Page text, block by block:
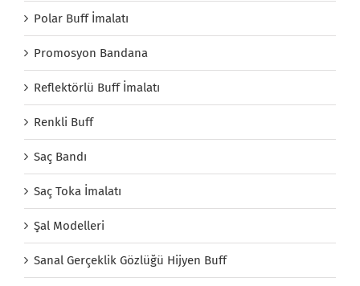
Polar Buff İmalatı
Promosyon Bandana
Reflektörlü Buff İmalatı
Renkli Buff
Saç Bandı
Saç Toka İmalatı
Şal Modelleri
Sanal Gerçeklik Gözlüğü Hijyen Buff